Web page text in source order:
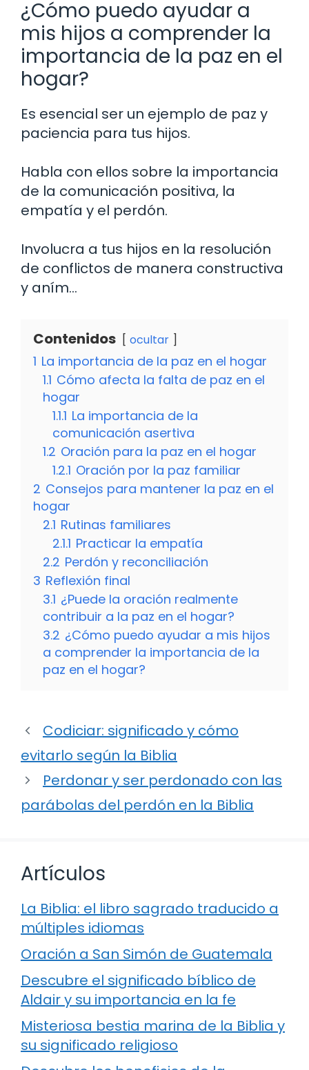
¿Cómo puedo ayudar a
mis hijos a comprender la
importancia de la paz en el
hogar?
Es esencial ser un ejemplo de paz y
paciencia para tus hijos.
Habla con ellos sobre la importancia
de la comunicación positiva, la
empatía y el perdón.
Involucra a tus hijos en la resolución
de conflictos de manera constructiva
y aním…
Contenidos ocultar
1 La importancia de la paz en el hogar
1.1 Cómo afecta la falta de paz en el
hogar
1.1.1 La importancia de la
comunicación asertiva
1.2 Oración para la paz en el hogar
1.2.1 Oración por la paz familiar
2 Consejos para mantener la paz en el
hogar
2.1 Rutinas familiares
2.1.1 Practicar la empatía
2.2 Perdón y reconciliación
3 Reflexión final
3.1 ¿Puede la oración realmente
contribuir a la paz en el hogar?
3.2 ¿Cómo puedo ayudar a mis hijos
a comprender la importancia de la
paz en el hogar?
Codiciar: significado y cómo
evitarlo según la Biblia
Perdonar y ser perdonado con las
parábolas del perdón en la Biblia
Artículos
La Biblia: el libro sagrado traducido a
múltiples idiomas
Oración a San Simón de Guatemala
Descubre el significado bíblico de
Aldair y su importancia en la fe
Misteriosa bestia marina de la Biblia y
su significado religioso